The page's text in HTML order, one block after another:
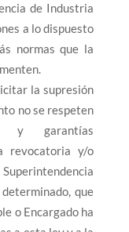
de Industria
a lo dispuesto
normas que la
la supresión
no se respeten
y garantías
revocatoria y/o
que
o Encargado ha